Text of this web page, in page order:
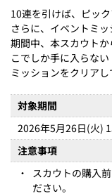
10連を引けば、ピッ
さらに、イベントミ
期間中、本スカウト
こでしか手に入らな
ミッションをクリア
対象期間
2026年5月26日(火)
注意事項
・
スカウトの購入
ださい。